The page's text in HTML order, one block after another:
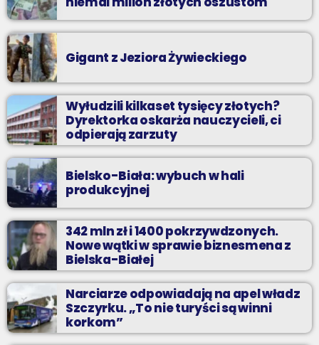
Gigant z Jeziora Żywieckiego
Wyłudzili kilkaset tysięcy złotych?
Dyrektorka oskarża nauczycieli, ci
odpierają zarzuty
Bielsko-Biała: wybuch w hali
produkcyjnej
342 mln zł i 1400 pokrzywdzonych.
Nowe wątki w sprawie biznesmena z
Bielska-Białej
Narciarze odpowiadają na apel władz
Szczyrku. „To nie turyści są winni
korkom”